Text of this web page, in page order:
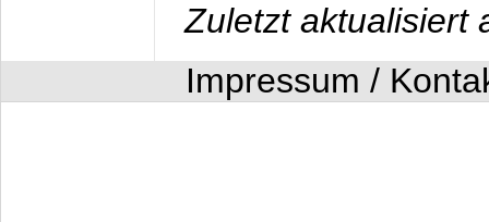
Zuletzt aktualisiert
Impressum /